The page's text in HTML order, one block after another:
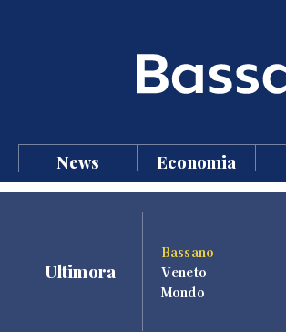
News Economia
Ultimora
Bassano
Veneto
Mondo